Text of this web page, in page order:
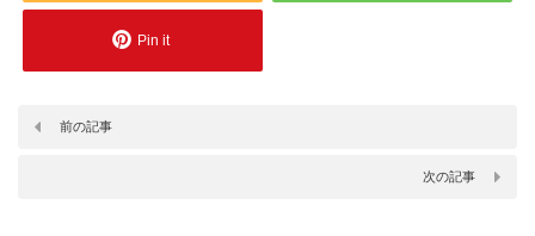
Pin it
前の記事
次の記事